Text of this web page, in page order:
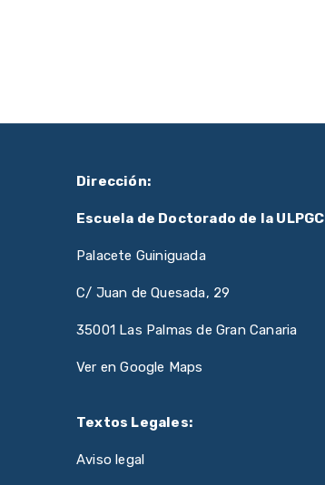
Dirección:
Escuela de Doctorado de la ULPGC
Palacete Guiniguada
C/ Juan de Quesada, 29
35001 Las Palmas de Gran Canaria
Ver en Google Maps
Textos Legales:
Aviso legal